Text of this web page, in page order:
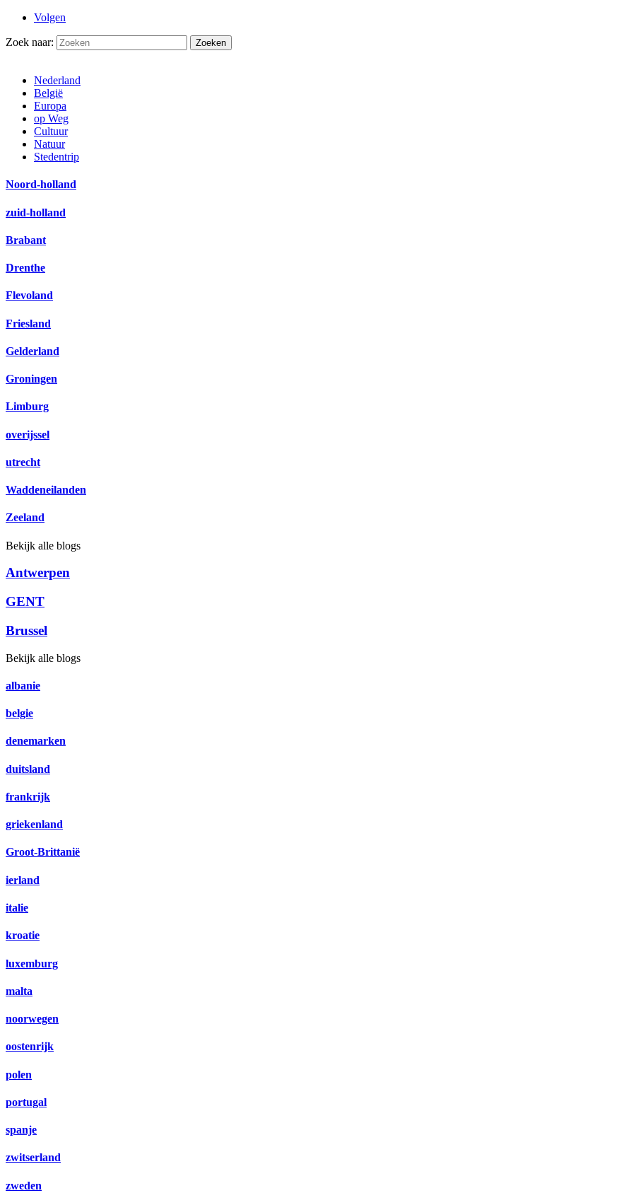
Volgen
Zoek naar:
Nederland
België
Europa
op Weg
Cultuur
Natuur
Stedentrip
Noord-holland
zuid-holland
Brabant
Drenthe
Flevoland
Friesland
Gelderland
Groningen
Limburg
overijssel
utrecht
Waddeneilanden
Zeeland
Bekijk alle blogs
Antwerpen
GENT
Brussel
Bekijk alle blogs
albanie
belgie
denemarken
duitsland
frankrijk
griekenland
Groot-Brittanië
ierland
italie
kroatie
luxemburg
malta
noorwegen
oostenrijk
polen
portugal
spanje
zwitserland
zweden